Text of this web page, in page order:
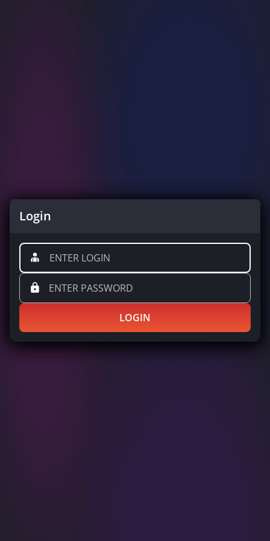
Login
LOGIN